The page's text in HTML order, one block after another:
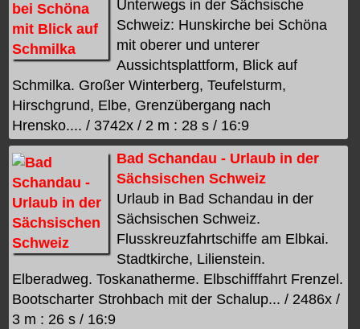
Unterwegs in der Sächsische
Schweiz: Hunskirche bei Schöna
mit oberer und unterer
Aussichtsplattform, Blick auf
Schmilka. Großer Winterberg, Teufelsturm,
Hirschgrund, Elbe, Grenzübergang nach
Hrensko.... / 3742x / 2 m : 28 s / 16:9
Bad Schandau - Urlaub in der
Sächsischen Schweiz
Urlaub in Bad Schandau in der
Sächsischen Schweiz.
Flusskreuzfahrtschiffe am Elbkai.
Stadtkirche, Lilienstein.
Elberadweg. Toskanatherme. Elbschifffahrt Frenzel.
Bootscharter Strohbach mit der Schalup... / 2486x /
3 m : 26 s / 16:9